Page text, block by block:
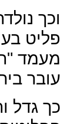
וכך
פליט
מעמד
עובר
כך גדל